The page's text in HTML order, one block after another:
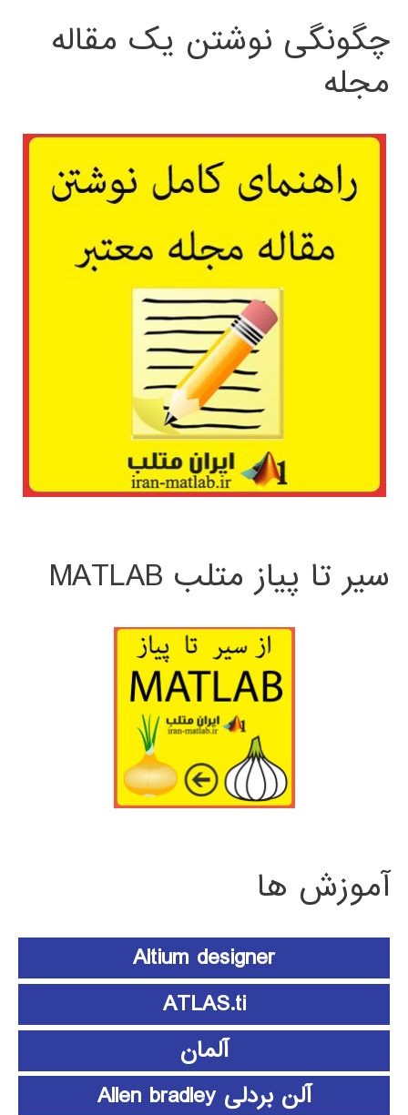
چگونگی نوشتن یک مقاله
مجله
سیر تا پیاز متلب MATLAB
آموزش ها
Altium designer
ATLAS.ti
آلمان
آلن بردلی Allen bradley